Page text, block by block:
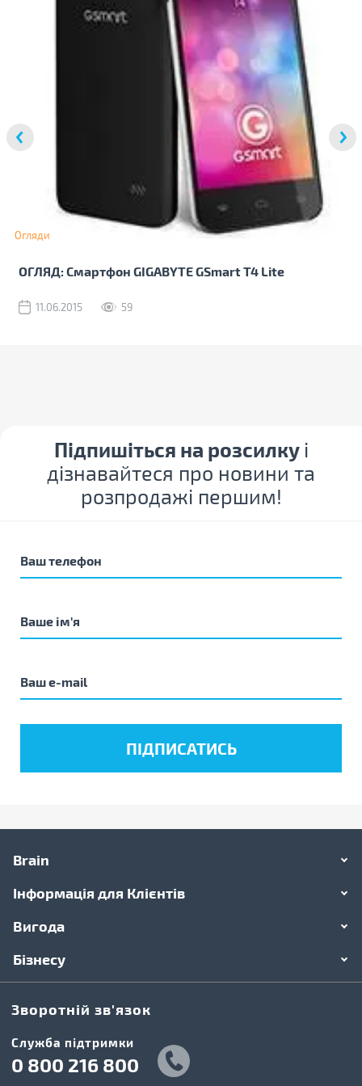
Огляди
ОГЛЯД: Смартфон GIGABYTE GSmart T4 Lite
11.06.2015 59
Підпишіться на розсилку і
дізнавайтеся про новини та
розпродажі першим!
Brain
Інформація для Клієнтів
Вигода
Бізнесу
Зворотній зв'язок
Cлужба підтримки
0 800 216 800